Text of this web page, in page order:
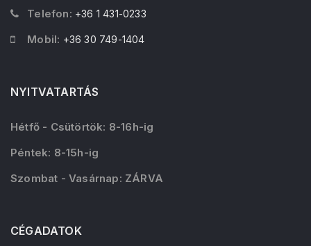
Telefon: +36 1 431-0233
Mobil: +36 30 749-1404
NYITVATARTÁS
Hétfő - Csütörtök: 8-16h-ig
Péntek: 8-15h-ig
Szombat - Vasárnap: ZÁRVA
CÉGADATOK